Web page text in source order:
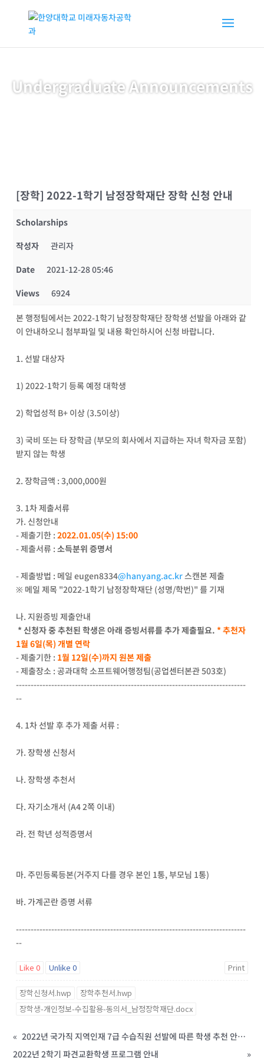
Undergraduate Announcements
[장학] 2022-1학기 남정장학재단 장학 신청 안내
Scholarships
작성자
관리자
Date
2021-12-28 05:46
Views
6924
본 행정팀에서는 2022-1학기 남정장학재단 장학생 선발을 아래와 같
이 안내하오니 첨부파일 및 내용 확인하시어 신청 바랍니다.
1. 선발 대상자
1) 2022-1학기 등록 예정 대학생
2) 학업성적 B+ 이상 (3.5이상)
3) 국비 또는 타 장학금 (부모의 회사에서 지급하는 자녀 학자금 포함)
받지 않는 학생
2. 장학금액 : 3,000,000원
3. 1차 제출서류
가. 신청안내
- 제출기한 : 2022.01.05(수) 15:00
- 제출서류 :소득분위 증명서
- 제출방법 : 메일 eugen8334@hanyang.ac.kr스캔본 제출
※ 메일 제목 "2022-1학기 남정장학재단 (성명/학번)" 를 기재
나. 지원증빙 제출안내
* 신청자 중 추천된 학생은 아래 증빙서류를 추가 제출필요. * 추천자
1월 6일(목) 개별 연락
- 제출기한 : 1월 12일(수)까지 원본 제출
- 제출장소 : 공과대학 소프트웨어행정팀(공업센터본관 503호)
------------------------------------------------------------------------------
--
4. 1차 선발 후 추가 제출 서류 :
가. 장학생 신청서
나. 장학생 추천서
다. 자기소개서 (A4 2쪽 이내)
라. 전 학년 성적증명서
마. 주민등록등본(거주지 다를 경우 본인 1통, 부모님 1통)
바. 가계곤란 증명 서류
------------------------------------------------------------------------------
--
Like0 Unlike0 Print
장학신청서.hwp
장학추천서.hwp
장학생-개인정보-수집활용-동의서_남정장학재단.docx
«
2022년 국가직 지역인재 7급 수습직원 선발에 따른 학생 추천 안내(기한 연장)
2022년 2학기 파견교환학생 프로그램 안내
»